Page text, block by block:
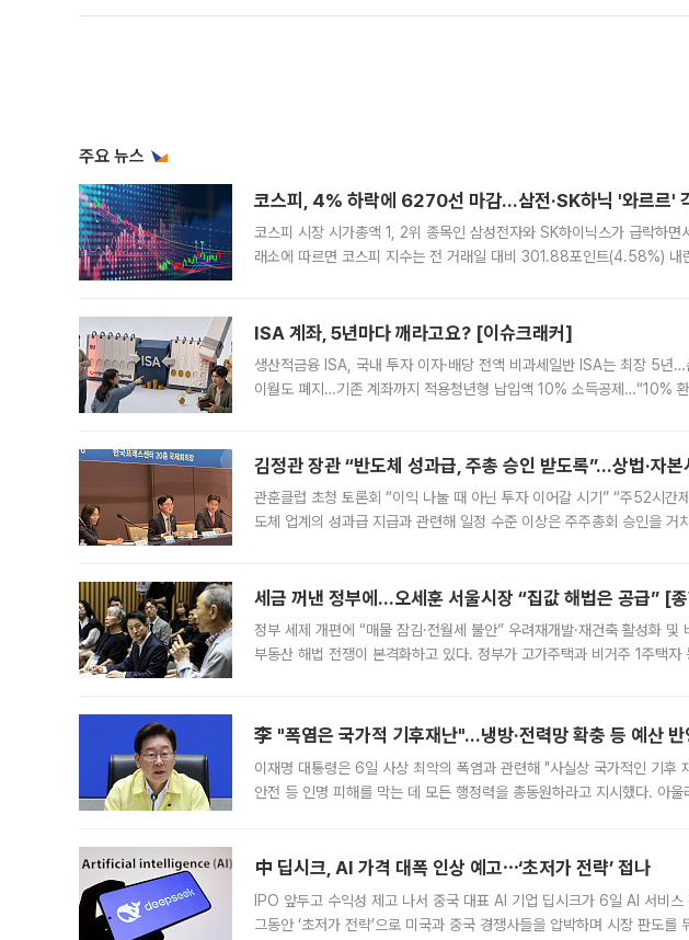
주요 뉴스
코스피, 4% 하락에 6270선 마감…삼전·SK하닉 '와르르'
코스피 시장 시가총액 1, 2위 종목인 삼성전자와 SK하이닉스가 급락하
래소에 따르면 코스피 지수는 전 거래일 대비 301.88포인트(4.58%)
ISA 계좌, 5년마다 깨라고요? [이슈크래커]
생산적금융 ISA, 국내 투자 이자·배당 전액 비과세일반 ISA는 최장 5년…
이월도 폐지…기존 계좌까지 적용청년형 납입액 10% 소득공제…“10%
김정관 장관 “반도체 성과급, 주총 승인 받도록”…상법·자
관훈클럽 초청 토론회 “이익 나눌 때 아닌 투자 이어갈 시기” “주52시간
도체 업계의 성과급 지급과 관련해 일정 수준 이상은 주주총회 승인을 거
세금 꺼낸 정부에…오세훈 서울시장 “집값 해법은 공급” [
정부 세제 개편에 “매물 잠김·전월세 불안” 우려재개발·재건축 활성화 및
부동산 해법 전쟁이 본격화하고 있다. 정부가 고가주택과 비거주 1주택
李 "폭염은 국가적 기후재난"…냉방·전력망 확충 등 예산
이재명 대통령은 6일 사상 최악의 폭염과 관련해 "사실상 국가적인 기후
안전 등 인명 피해를 막는 데 모든 행정력을 총동원하라고 지시했다. 아
中 딥시크, AI 가격 대폭 인상 예고⋯‘초저가 전략’ 접나
IPO 앞두고 수익성 제고 나서 중국 대표 AI 기업 딥시크가 6일 AI 서비
그동안 ‘초저가 전략’으로 미국과 중국 경쟁사들을 압박하며 시장 판도를